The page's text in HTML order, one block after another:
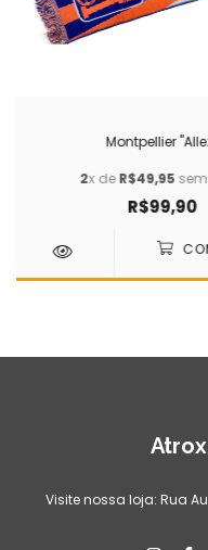
Montpellier
2x deR$49,95
R$99,90
Visite nossa loja: Rua